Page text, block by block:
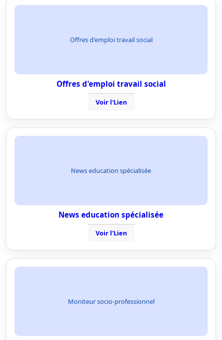
Offres d'emploi travail social
Offres d'emploi travail social
Voir l'Lien
News education spécialisée
News education spécialisée
Voir l'Lien
Moniteur socio-professionnel